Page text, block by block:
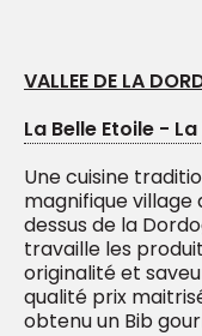
VALLEE DE LA
La Belle Etoile -
Une cuisine
magnifique village
dessus de la
travaille les
originalité et
qualité prix
obtenu un Bib